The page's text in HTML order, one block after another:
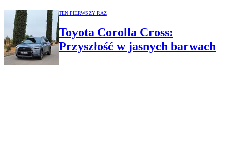
TEN PIERWSZY RAZ
Toyota Corolla Cross:
Przyszłość w jasnych barwach